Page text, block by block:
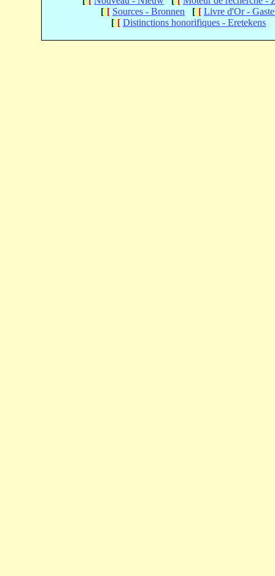
[[[ Sources - Bronnen [[[ Livre d'Or -
[[[ Distinctions honorifiques - Eretekens